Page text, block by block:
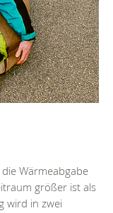
Wärmeabgabe
größer ist als
wird in zwei